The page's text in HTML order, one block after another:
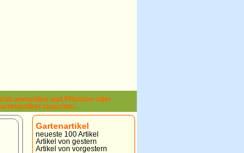
Gartenartikel
neueste 100 Artikel
Artikel von gestern
Artikel von vorgestern